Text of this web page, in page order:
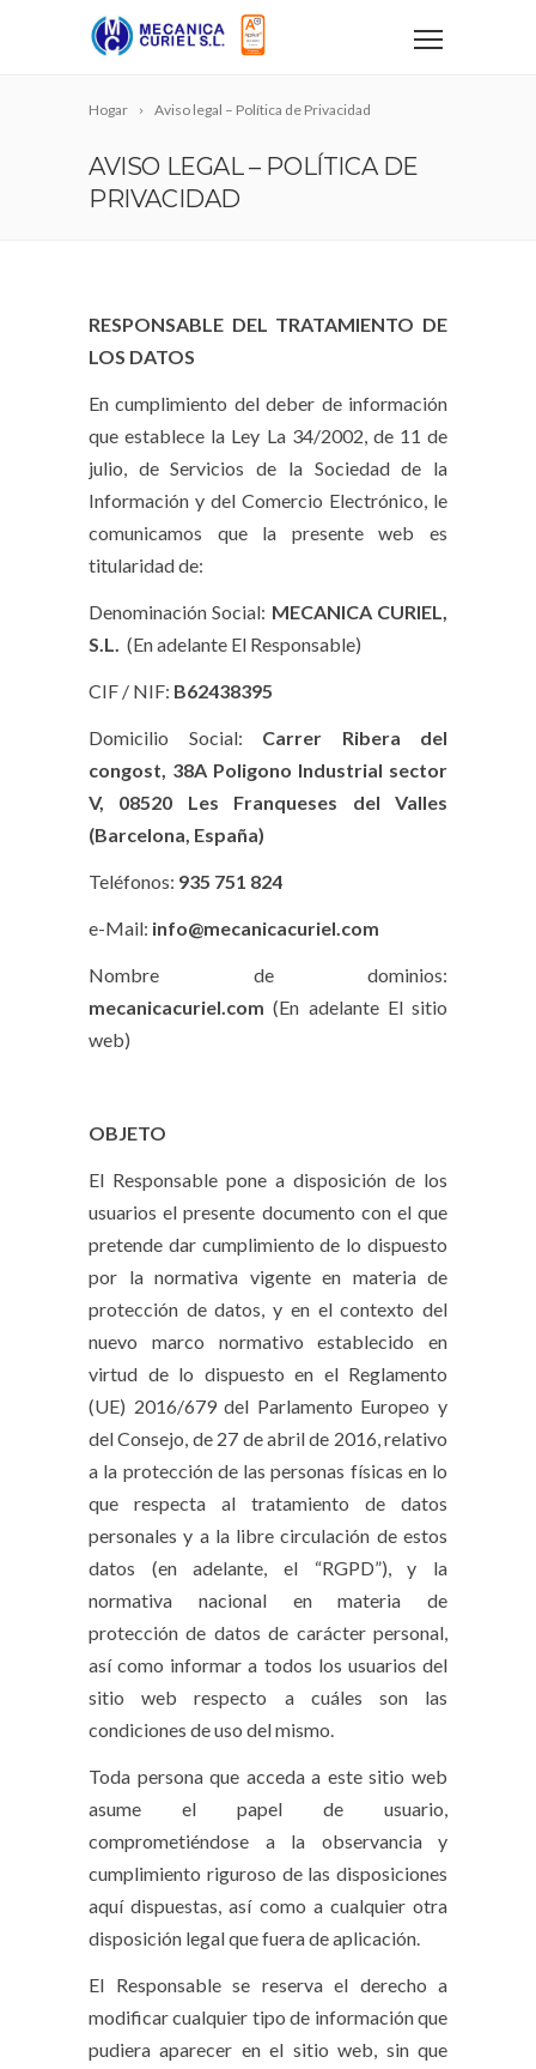
Hogar Aviso legal – Política de Privacidad
AVISO LEGAL – POLÍTICA DE
PRIVACIDAD
RESPONSABLE DEL TRATAMIENTO DE
LOS DATOS
En cumplimiento del deber de información
que establece la Ley La 34/2002, de 11 de
julio, de Servicios de la Sociedad de la
Información y del Comercio Electrónico, le
comunicamos que la presente web es
titularidad de:
Denominación Social: MECANICA CURIEL,
S.L. (En adelante El Responsable)
CIF / NIF: B62438395
Domicilio Social: Carrer Ribera del
congost, 38A Poligono Industrial sector
V, 08520 Les Franqueses del Valles
(Barcelona, España)
Teléfonos: 935 751 824
e-Mail: info@mecanicacuriel.com
Nombre de dominios:
mecanicacuriel.com(En adelante El sitio
web)
OBJETO
El Responsable pone a disposición de los
usuarios el presente documento con el que
pretende dar cumplimiento de lo dispuesto
por la normativa vigente en materia de
protección de datos, y en el contexto del
nuevo marco normativo establecido en
virtud de lo dispuesto en el Reglamento
(UE) 2016/679 del Parlamento Europeo y
del Consejo, de 27 de abril de 2016, relativo
a la protección de las personas físicas en lo
que respecta al tratamiento de datos
personales y a la libre circulación de estos
datos (en adelante, el “RGPD”), y la
normativa nacional en materia de
protección de datos de carácter personal,
así como informar a todos los usuarios del
sitio web respecto a cuáles son las
condiciones de uso del mismo.
Toda persona que acceda a este sitio web
asume el papel de usuario,
comprometiéndose a la observancia y
cumplimiento riguroso de las disposiciones
aquí dispuestas, así como a cualquier otra
disposición legal que fuera de aplicación.
El Responsable se reserva el derecho a
modificar cualquier tipo de información que
pudiera aparecer en el sitio web, sin que